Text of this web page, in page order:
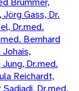
Gass, Dr.
Dr.med.
Bernhard
Dr.med.
Reichardt,